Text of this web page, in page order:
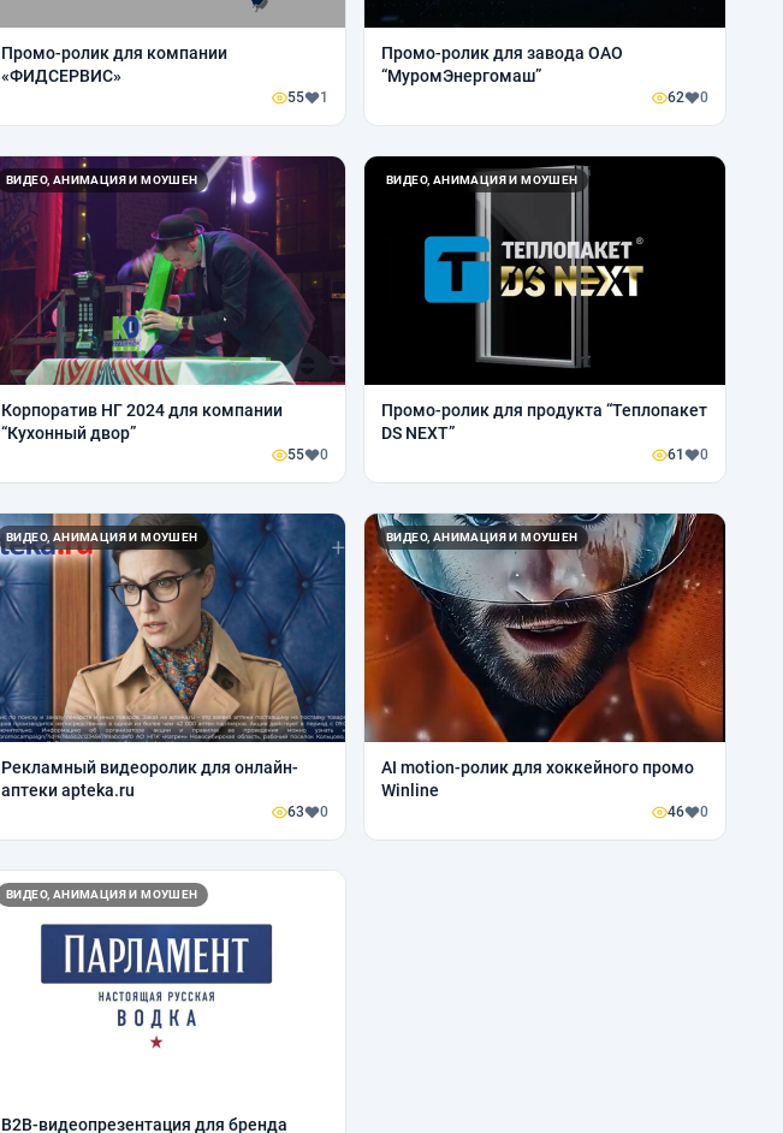
Промо-ролик для компании
«ФИДСЕРВИС»
55 1
Промо-ролик для завода ОАО
“МуромЭнергомаш”
62 0
ВИДЕО, АНИМАЦИЯ И МОУШЕН
Корпоратив НГ 2024 для компании
“Кухонный двор”
55 0
ВИДЕО, АНИМАЦИЯ И МОУШЕН
Промо-ролик для продукта “Теплопакет
DS NEXT”
61 0
ВИДЕО, АНИМАЦИЯ И МОУШЕН
Рекламный видеоролик для онлайн-
аптеки apteka.ru
63 0
ВИДЕО, АНИМАЦИЯ И МОУШЕН
AI motion-ролик для хоккейного промо
Winline
46 0
ВИДЕО, АНИМАЦИЯ И МОУШЕН
B2B-видеопрезентация для бренда